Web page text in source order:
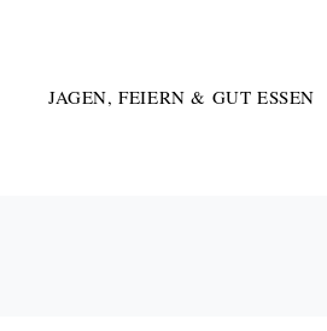
JAGEN, FEIERN & GUT ESSEN